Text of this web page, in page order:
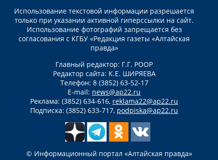
Использование текстовой информации разрешается
только при указании активной гиперссылки на сайт.
Использование фотографий запрещается без
согласования с КГБУ «Редакция газеты «Алтайская
правда»
Главный редактор: Г.Г. РООР
Редактор сайта: К.Е. ШИРЯЕВА
Телефон: 8 (3852) 63-52-17
E-mail: news@ap22.ru
Реклама: (3852) 634-616, reklama22@ap22.ru
Подписка: (3852) 633-717, podpiska@ap22.ru
© Информационный портал «Алтайская правда»